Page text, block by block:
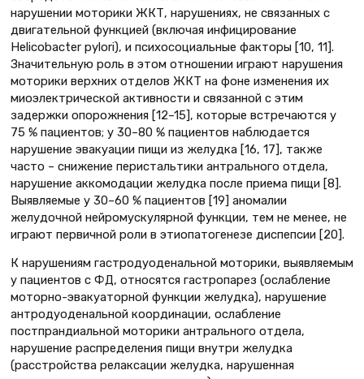
нарушении моторики ЖКТ, нарушениях, не связанных с
двигательной функцией (включая инфицирование
Helicobacter pylori), и психосоциальные факторы [10, 11].
Значительную роль в этом отношении играют нарушения
моторики верхних отделов ЖКТ на фоне изменения их
миоэлектрической активности и связанной с этим
задержки опорожнения [12–15], которые встречаются у
75 % пациентов; у 30–80 % пациентов наблюдается
нарушение эвакуации пищи из желудка [16, 17], также
часто – снижение перистальтики антрального отдела,
нарушение аккомодации желудка после приема пищи [8].
Выявляемые у 30–60 % пациентов [19] аномалии
желудочной нейромускулярной функции, тем не менее, не
играют первичной роли в этиопатогенезе диспепсии [20].
К нарушениям гастродуоденальной моторики, выявляемым
у пациентов с ФД, относятся гастропарез (ослабление
моторно-эвакуаторной функции желудка), нарушение
антродуоденальной координации, ослабление
постпрандиальной моторики антрального отдела,
нарушение распределения пищи внутри желудка
(расстройства релаксации желудка, нару­шенная